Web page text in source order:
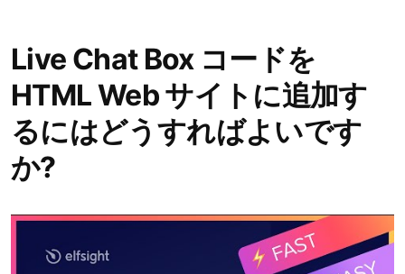
Live Chat Box コードを
HTML Web サイトに追加す
るにはどうすればよいです
か?